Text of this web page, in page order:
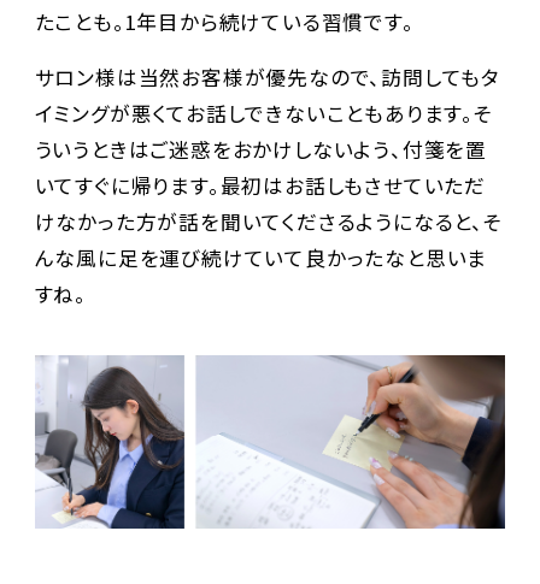
たことも。1年目から続けている習慣です。
サロン様は当然お客様が優先なので、訪問してもタ
イミングが悪くてお話しできないこともあります。そ
ういうときはご迷惑をおかけしないよう、付箋を置
いてすぐに帰ります。最初はお話しもさせていただ
けなかった方が話を聞いてくださるようになると、そ
んな風に足を運び続けていて良かったなと思いま
すね。